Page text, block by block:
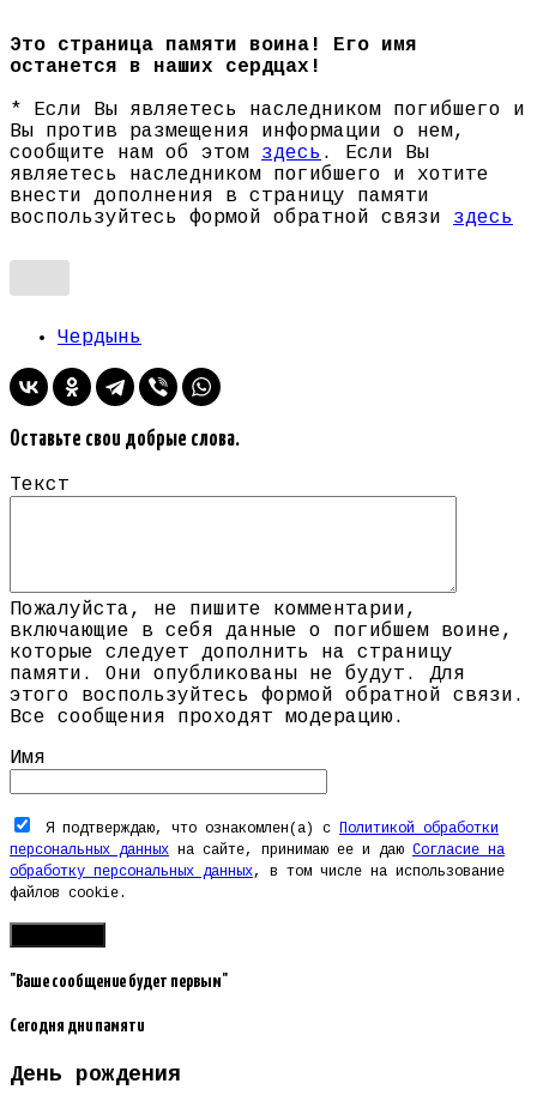
Это страница памяти воина! Его имя
останется в наших сердцах!
* Если Вы являетесь наследником погибшего и
Вы против размещения информации о нем,
сообщите нам об этом здесь . Если Вы
являетесь наследником погибшего и хотите
внести дополнения в страницу памяти
воспользуйтесь формой обратной связи здесь
Чердынь
Оставьте свои добрые слова.
Текст
Пожалуйста, не пишите комментарии,
включающие в себя данные о погибшем воине,
которые следует дополнить на страницу
памяти. Они опубликованы не будут. Для
этого воспользуйтесь формой обратной связи.
Все сообщения проходят модерацию.
Имя
Я подтверждаю, что ознакомлен(а) с
Политикой обработки
персональных данных на сайте, принимаю ее и даю Согласие на
обработку персональных данных, в том числе на использование
файлов cookie.
"Ваше сообщение будет первым"
Сегодня дни памяти
День рождения